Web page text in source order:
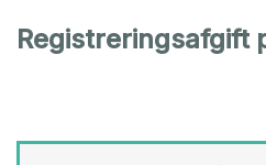
Registreringsafgift